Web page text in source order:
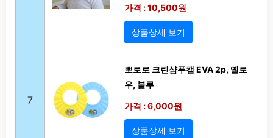
가격 : 10,500원
상품상세 보기
7
뽀로로 크린샴푸캡 EVA 2p, 옐로
우, 블루
가격 : 6,000원
상품상세 보기